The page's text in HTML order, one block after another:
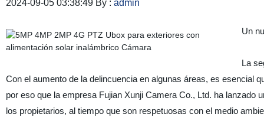
2024-09-05 03:38:49 By : admin
Un
La
Con el aumento de la delincuencia en algunas áreas, es esencial
por eso que la empresa Fujian Xunji Camera Co., Ltd. ha lanzado
los propietarios, al tiempo que son respetuosas con el medio